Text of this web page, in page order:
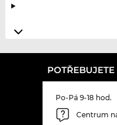
Po-Pá 9-18 hod.
Centrum